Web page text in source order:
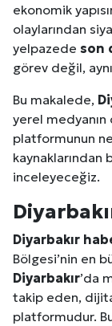
ekonomik
olaylarından
yelpazede son
görev değil,
Bu makalede,
yerel
platformunun
inceleyeceğiz.
Diyarbakır
Bölgesi’nin en
Diyarbakır’da
takip eden,
platformudur.